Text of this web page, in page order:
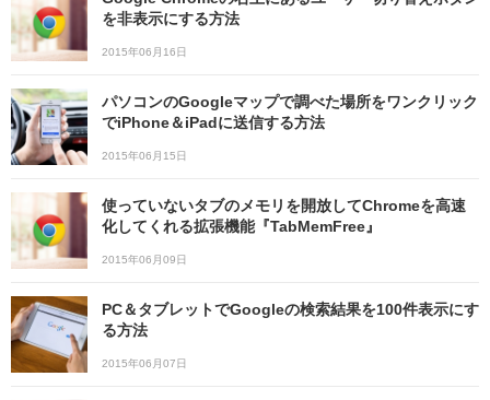
を非表示にする方法
2015年06月16日
パソコンのGoogleマップで調べた場所をワンクリック
でiPhone＆iPadに送信する方法
2015年06月15日
使っていないタブのメモリを開放してChromeを高速
化してくれる拡張機能『TabMemFree』
2015年06月09日
PC＆タブレットでGoogleの検索結果を100件表示にす
る方法
2015年06月07日